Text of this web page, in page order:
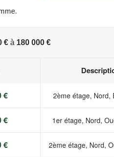
€ à 180 000 €
€ 2ème étage, Nord,
€ 1er étage, Nord,
€ 2ème étage, Nord,